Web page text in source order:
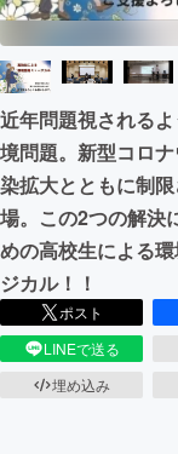
ビジネ
まちづ
近年問題視される
境問題。新型コロ
染拡大とともに制
場。この2つの解決
めの高校生による
ジカル！！
ポスト
LINEで送る
埋め込み